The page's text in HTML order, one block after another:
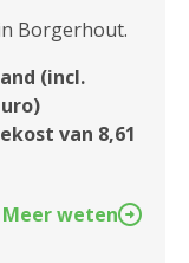
Borgerhout.
(incl.
van 8,61
Meer weten